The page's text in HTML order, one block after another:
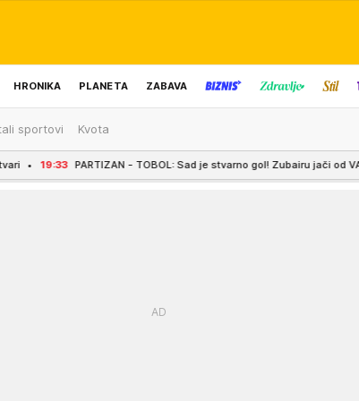
HRONIKA PLANETA ZABAVA
sportovi Kvota
PARTIZAN - TOBOL: Sad je stvarno gol! Zubairu jači od VAR-a, crno-